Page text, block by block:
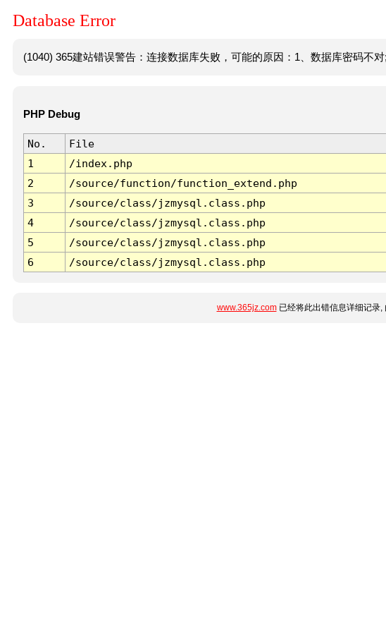
Database Error
(1040) 365建站错误警告：连接数据库失败，可能的原因：1、数据库密码不对
PHP Debug
No. File
1
/index.php
2
/source/function/function_extend.php
3
/source/class/jzmysql.class.php
4
/source/class/jzmysql.class.php
5
/source/class/jzmysql.class.php
6
/source/class/jzmysql.class.php
www.365jz.com已经将此出错信息详细记录,